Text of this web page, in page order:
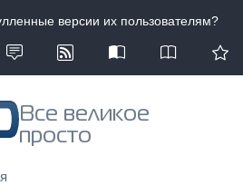
версии их пользователям?
Все великое
просто